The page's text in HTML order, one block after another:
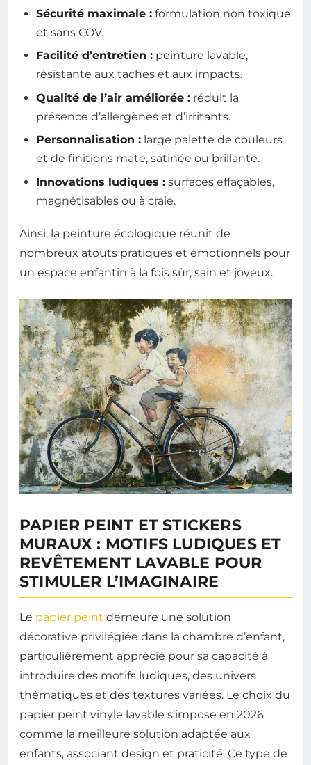
Sécurité maximale : formulation non toxique
et sans COV.
Facilité d’entretien : peinture lavable,
résistante aux taches et aux impacts.
Qualité de l’air améliorée : réduit la
présence d’allergènes et d’irritants.
Personnalisation : large palette de couleurs
et de finitions mate, satinée ou brillante.
Innovations ludiques : surfaces effaçables,
magnétisables ou à craie.
Ainsi, la peinture écologique réunit de
nombreux atouts pratiques et émotionnels pour
un espace enfantin à la fois sûr, sain et joyeux.
PAPIER PEINT ET STICKERS
MURAUX : MOTIFS LUDIQUES ET
REVÊTEMENT LAVABLE POUR
STIMULER L’IMAGINAIRE
Le papier peint demeure une solution
décorative privilégiée dans la chambre d’enfant,
particulièrement apprécié pour sa capacité à
introduire des motifs ludiques, des univers
thématiques et des textures variées. Le choix du
papier peint vinyle lavable s’impose en 2026
comme la meilleure solution adaptée aux
enfants, associant design et praticité. Ce type de